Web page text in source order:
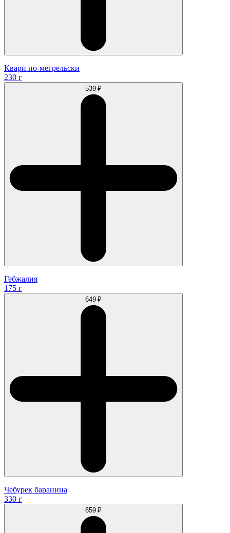
Квари по-мегрельски
230 г
539 ₽
Гебжалия
175 г
649 ₽
Чебурек баранина
330 г
659 ₽